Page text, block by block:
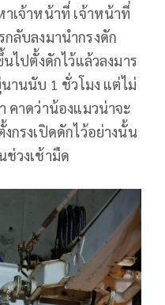
เจ้าหน้าที่ เจ้าหน้าที่
ลับลงมานำกรงดัก
ไปตั้งดักไว้แล้วลงมาร
านนับ 1 ชั่วโมง แต่ไม่
คาดว่าน้องแมวน่าจะ
กรงเปิดดักไว้อย่างนั้น
วงเช้ามืด